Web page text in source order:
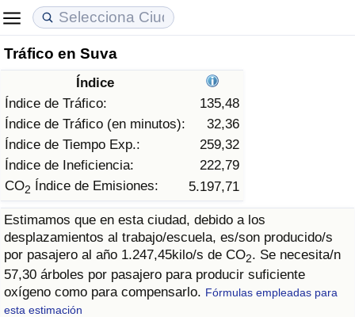
Tráfico en Suva
Índice
Índice de Tráfico:
135,48
Índice de Tráfico (en minutos):
32,36
Índice de Tiempo Exp.:
259,32
Índice de Ineficiencia:
222,79
CO2 Índice de Emisiones: 5.197,71
Estimamos que en esta ciudad, debido a los
desplazamientos al trabajo/escuela, es/son producido/s
por pasajero al año 1.247,45kilo/s de CO2. Se necesita/n
57,30 árboles por pasajero para producir suficiente
oxígeno como para compensarlo. Fórmulas empleadas para
esta estimación
Coste de vida
Índice de Costo de Vida (Actual)
Índice de Costo de Vida
Índice de costo de vida por país
en aqaba
Precios de las propiedades
Índice de Precios de Inmuebles (Actual)
Índice de Precios de Inmuebles
Índice de Precios de Inmuebles por País
Calidad de Vida
Índice de Calidad de Vida
Índice de Calidad de Vida (Actual)
Índice de calidad de vida por país
Delincuencia
Calificación del Índice de Criminalidad (Actual)
Índice de Criminalidad